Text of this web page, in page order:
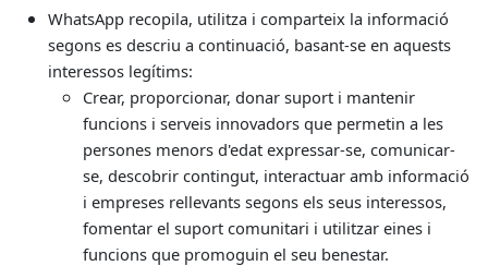
WhatsApp recopila, utilitza i comparteix la informació
segons es descriu a continuació, basant-se en aquests
interessos legítims:
Crear, proporcionar, donar suport i mantenir
funcions i serveis innovadors que permetin a les
persones menors d'edat expressar-se, comunicar-
se, descobrir contingut, interactuar amb informació
i empreses rellevants segons els seus interessos,
fomentar el suport comunitari i utilitzar eines i
funcions que promoguin el seu benestar.